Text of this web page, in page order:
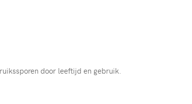
door leeftijd en gebruik.